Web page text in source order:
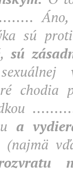
sú
sú
chodia
a
(najmä